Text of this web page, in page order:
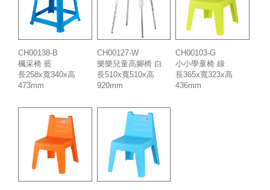
CH00138-B
楓采椅 藍
長258x寬340x高
473mm
CH00127-W
樂樂兒童高腳椅 白
長510x寬510x高
920mm
CH00103-G
小小學童椅 綠
長365x寬323x高
436mm